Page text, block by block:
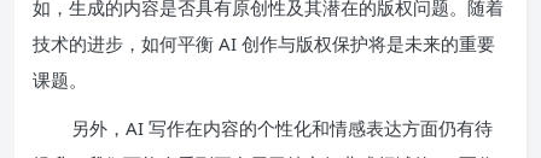
如，生成的内容是否具有原创性及其潜在的版权问题。随着
技术的进步，如何平衡 AI 创作与版权保护将是未来的重要
课题。
另外，AI 写作在内容的个性化和情感表达方面仍有待